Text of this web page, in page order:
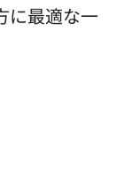
に最適な一